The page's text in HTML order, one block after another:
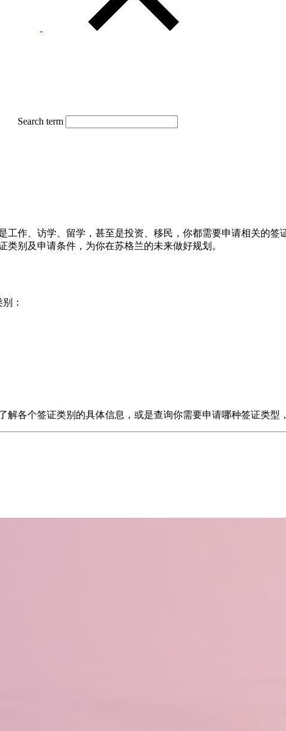
Search term
工作、访学、留学，甚至是投资、移民，你都需要申请相关的
类别及申请条件，为你在苏格兰的未来做好规划。
：
解各个签证类别的具体信息，或是查询你需要申请哪种签证类型